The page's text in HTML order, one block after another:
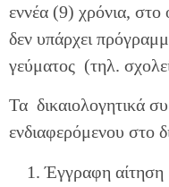
εννέα (9) χρόνια, στο
δεν υπάρχει
γεύματος (τηλ.
Τα δικαιολογητικά
ενδιαφερόμενου στο
Έγγραφη αίτηση